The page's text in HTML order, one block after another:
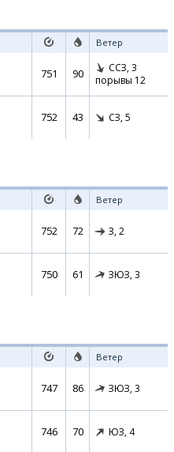
Ветер
751 90 ССЗ, 3
порывы 12
752 43 СЗ, 5
Ветер
752 72 З, 2
750 61 ЗЮЗ, 3
Ветер
747 86 ЗЮЗ, 3
746 70 ЮЗ, 4